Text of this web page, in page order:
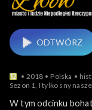
ODTWÓRZ
2018 Polska
Sezon 1, I tylko sny
W tym odcinku